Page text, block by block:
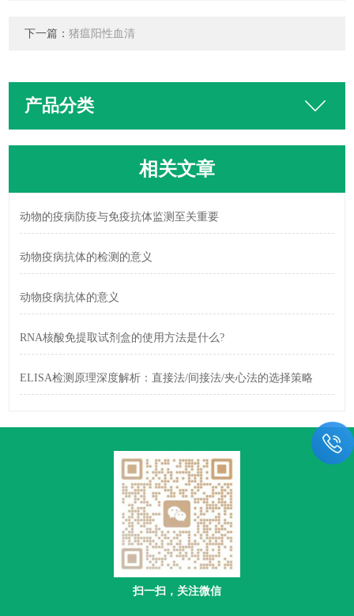
下一篇：猪瘟阳性血清
产品分类
相关文章
动物的疫病防疫与免疫抗体监测至关重要
动物疫病抗体的检测的意义
动物疫病抗体的意义
RNA核酸免提取试剂盒的使用方法是什么?
ELISA检测原理深度解析：直接法/间接法/夹心法的选择策略
扫一扫，关注微信